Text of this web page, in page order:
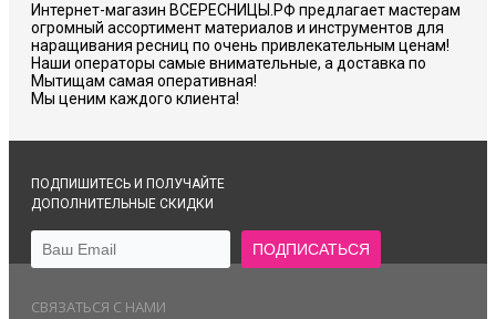
Интернет-магазин ВСЕРЕСНИЦЫ.РФ предлагает мастерам
огромный ассортимент материалов и инструментов для
наращивания ресниц по очень привлекательным ценам!
Наши операторы самые внимательные, а доставка по
Мытищам самая оперативная!
Мы ценим каждого клиента!
ПОДПИШИТЕСЬ И ПОЛУЧАЙТЕ
ДОПОЛНИТЕЛЬНЫЕ СКИДКИ
СВЯЗАТЬСЯ С НАМИ